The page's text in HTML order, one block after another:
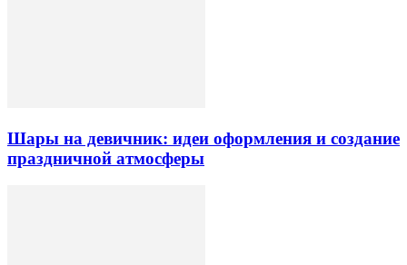
Шары на девичник: идеи оформления и создание
праздничной атмосферы